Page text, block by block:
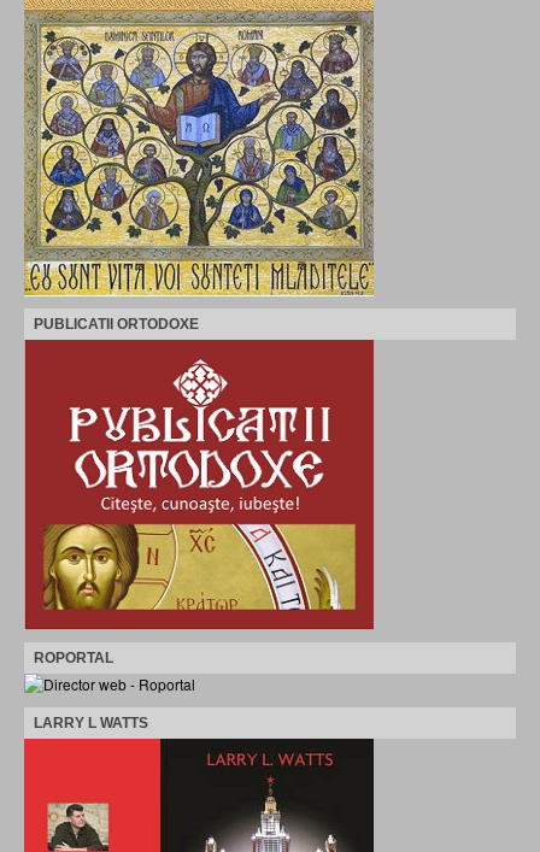
PUBLICATII ORTODOXE
ROPORTAL
LARRY L WATTS